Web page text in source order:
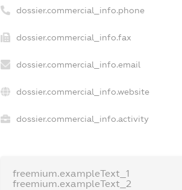
dossier.commercial_info.phone
dossier.commercial_info.fax
dossier.commercial_info.email
dossier.commercial_info.website
dossier.commercial_info.activity
freemium.exampleText_1
freemium.exampleText_2